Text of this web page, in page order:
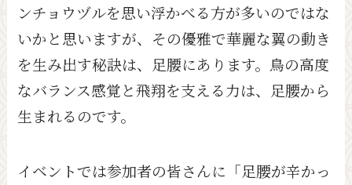
ンチョウヅルを思い浮かべる方が多いのではな
いかと思いますが、その優雅で華麗な翼の動き
を生み出す秘訣は、足腰にあります。鳥の高度
なバランス感覚と飛翔を支える力は、足腰から
生まれるのです。
イベントでは参加者の皆さんに「足腰が辛かっ